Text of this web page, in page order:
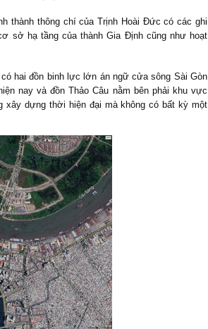
thành thông chí của Trịnh Hoài Đức có các ghi
sở hạ tầng của thành Gia Định cũng như hoạt
hai đồn binh lực lớn án ngữ cửa sông Sài Gòn
nay và đồn Thảo Câu nằm bên phải khu vực
xây dựng thời hiện đại mà không có bất kỳ một